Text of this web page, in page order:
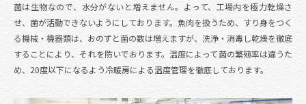
菌は生物なので、水分がないと増えません。よって、工場内を極力乾燥さ
せ、菌が活動できないようにしております。魚肉を扱うため、すり身をつく
る機械・機器類は、おのずと菌の数は増えますが、洗浄・消毒し乾燥を徹底
することにより、それを防いでおります。温度によって菌の繁殖率は違うた
め、20度以下になるよう冷暖房による温度管理を徹底しております。